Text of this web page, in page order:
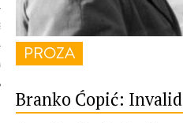
PROZA
Branko Ćopić: Invalid